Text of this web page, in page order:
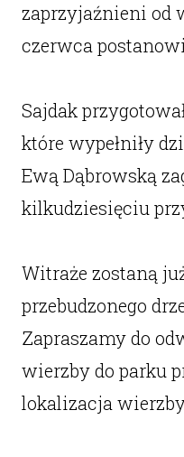
zaprzyjaźnieni od
czerwca
Sajdak
które wypełniły
Ewą Dąbrowską
kilkudziesięciu
Witraże zostaną
przebudzonego
Zapraszamy do
wierzby do parku
lokalizacja